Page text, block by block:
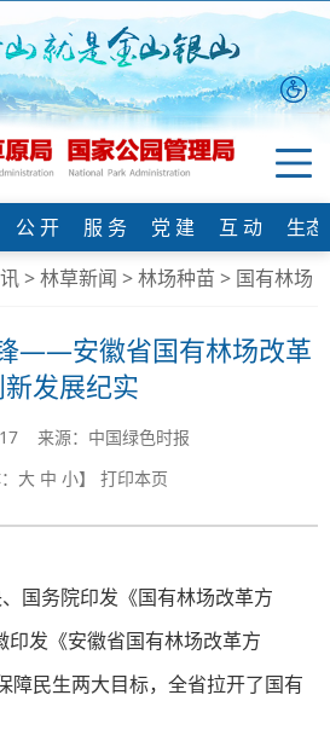
公 开 服 务 党 建 互 动
生
>林草新闻 >林场种苗 > 国有林场
——安徽省国有林场改革
发展纪实
来源：中国绿色时报
大 中 小】 打印本页
国务院印发《国有林场改革方
发《安徽省国有林场改革方
障民生两大目标，全省拉开了国有